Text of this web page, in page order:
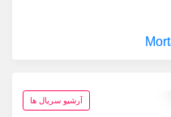
آرشیو سریال ها